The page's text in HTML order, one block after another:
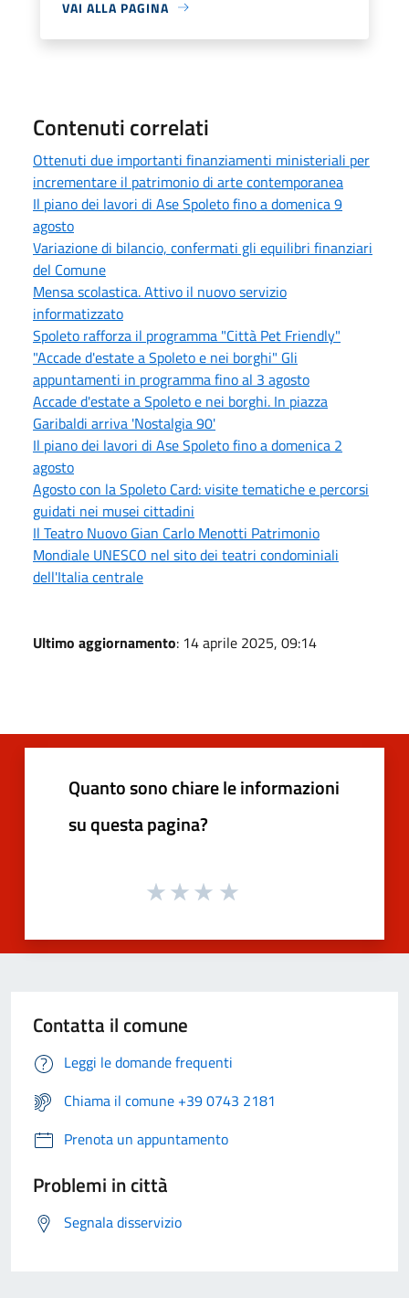
VAI ALLA PAGINA
Contenuti correlati
Ottenuti due importanti finanziamenti ministeriali per
incrementare il patrimonio di arte contemporanea
Il piano dei lavori di Ase Spoleto fino a domenica 9
agosto
Variazione di bilancio, confermati gli equilibri finanziari
del Comune
Mensa scolastica. Attivo il nuovo servizio
informatizzato
Spoleto rafforza il programma "Città Pet Friendly"
"Accade d'estate a Spoleto e nei borghi" Gli
appuntamenti in programma fino al 3 agosto
Accade d'estate a Spoleto e nei borghi. In piazza
Garibaldi arriva 'Nostalgia 90'
Il piano dei lavori di Ase Spoleto fino a domenica 2
agosto
Agosto con la Spoleto Card: visite tematiche e percorsi
guidati nei musei cittadini
Il Teatro Nuovo Gian Carlo Menotti Patrimonio
Mondiale UNESCO nel sito dei teatri condominiali
dell'Italia centrale
Ultimo aggiornamento: 14 aprile 2025, 09:14
Quanto sono chiare le informazioni
su questa pagina?
Contatta il comune
Leggi le domande frequenti
Chiama il comune +39 0743 2181
Prenota un appuntamento
Problemi in città
Segnala disservizio